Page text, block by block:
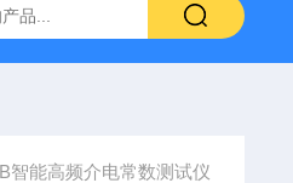
800端子电流循环寿命试
智能高频介电常数测试仪